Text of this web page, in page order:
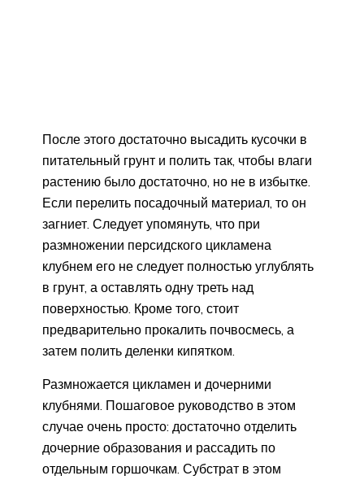
После этого достаточно высадить кусочки в
питательный грунт и полить так, чтобы влаги
растению было достаточно, но не в избытке.
Если перелить посадочный материал, то он
загниет. Следует упомянуть, что при
размножении персидского цикламена
клубнем его не следует полностью углублять
в грунт, а оставлять одну треть над
поверхностью. Кроме того, стоит
предварительно прокалить почвосмесь, а
затем полить деленки кипятком.
Размножается цикламен и дочерними
клубнями. Пошаговое руководство в этом
случае очень просто: достаточно отделить
дочерние образования и рассадить по
отдельным горшочкам. Субстрат в этом